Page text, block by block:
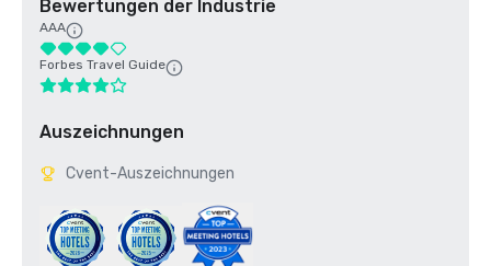
Bewertungen der Industrie
AAA
Forbes Travel Guide
Auszeichnungen
Cvent-Auszeichnungen